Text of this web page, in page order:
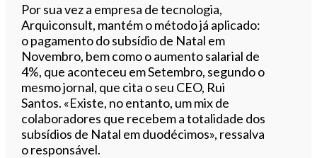
Por sua vez a empresa de tecnologia,
Arquiconsult, mantém o método já aplicado:
o pagamento do subsídio de Natal em
Novembro, bem como o aumento salarial de
4%, que aconteceu em Setembro, segundo o
mesmo jornal, que cita o seu CEO, Rui
Santos. «Existe, no entanto, um mix de
colaboradores que recebem a totalidade dos
subsídios de Natal em duodécimos», ressalva
o responsável.